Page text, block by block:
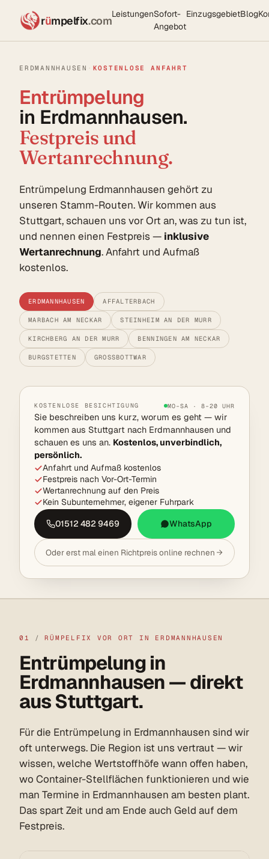
rümpelfix.comLeistungenSofort-
Angebot
EinzugsgebietBlog
ERDMANNHAUSEN · KOSTENLOSE ANFAHRT
Entrümpelung
in Erdmannhausen.
Festpreis und
Wertanrechnung.
Entrümpelung Erdmannhausen gehört zu
unseren Stamm-Routen. Wir kommen aus
Stuttgart, schauen uns vor Ort an, was zu tun ist,
und nennen einen Festpreis — inklusive
Wertanrechnung. Anfahrt und Aufmaß
kostenlos.
ERDMANNHAUSEN AFFALTERBACH
MARBACH AM NECKAR STEINHEIM AN DER MURR
KIRCHBERG AN DER MURR BENNINGEN AM NECKAR
BURGSTETTEN GROSSBOTTWAR
KOSTENLOSE BESICHTIGUNG MO–SA · 8–20 UHR
Sie beschreiben uns kurz, worum es geht — wir
kommen aus Stuttgart nach Erdmannhausen und
schauen es uns an. Kostenlos, unverbindlich,
persönlich.
Anfahrt und Aufmaß kostenlos
Festpreis nach Vor-Ort-Termin
Wertanrechnung auf den Preis
Kein Subunternehmer, eigener Fuhrpark
01512 482 9469
WhatsApp
Oder erst mal einen Richtpreis online rechnen
01 / RÜMPELFIX VOR ORT IN ERDMANNHAUSEN
Entrümpelung in
Erdmannhausen — direkt
aus Stuttgart.
Für die Entrümpelung in Erdmannhausen sind wir
oft unterwegs. Die Region ist uns vertraut — wir
wissen, welche Wertstoffhöfe wann offen haben,
wo Container-Stellflächen funktionieren und wie
man Termine in Erdmannhausen am besten plant.
Das spart Zeit und am Ende auch Geld auf dem
Festpreis.